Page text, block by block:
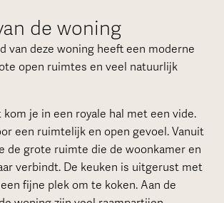
de woning
van deze woning heeft een moderne
open ruimtes en veel natuurlijk
je in een royale hal met een vide.
een ruimtelijk en open gevoel. Vanuit
de grote ruimte die de woonkamer en
verbindt. De keuken is uitgerust met
fijne plek om te koken. Aan de